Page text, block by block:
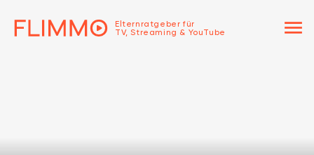
Elternratgeber für
TV, Streaming & YouTube
menu